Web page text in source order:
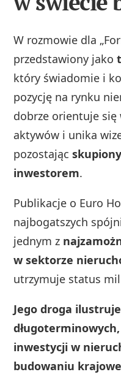
W rozmowie dla
przedstawiony jako
który świadomie i
pozycję na rynku
dobrze orientuje się
aktywów i unika
pozostając
inwestorem.
Publikacje o Euro
najbogatszych
jednym z
w sektorze
utrzymuje status
Jego droga
inwestycji w
budowaniu